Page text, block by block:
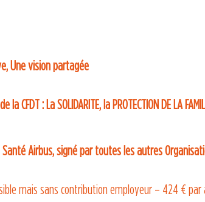
Une vision partagée
: La SOLIDARITE, la PROTECTION DE LA
Santé Airbus, signé par toutes les autres
mais sans contribution employeur – 424 € par